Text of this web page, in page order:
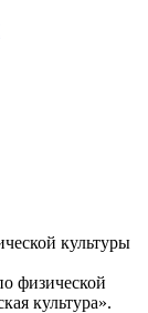
культуры
физической
культура».